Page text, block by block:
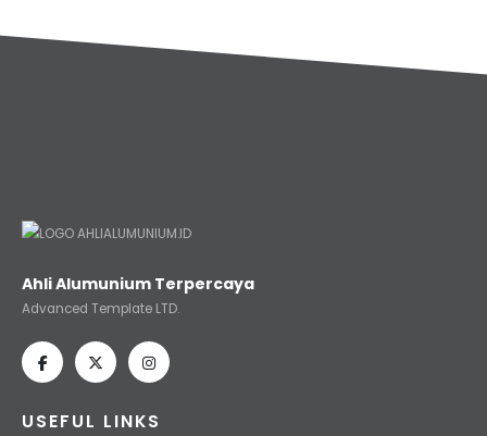
Ahli Alumunium Terpercaya
Advanced Template LTD.
USEFUL LINKS